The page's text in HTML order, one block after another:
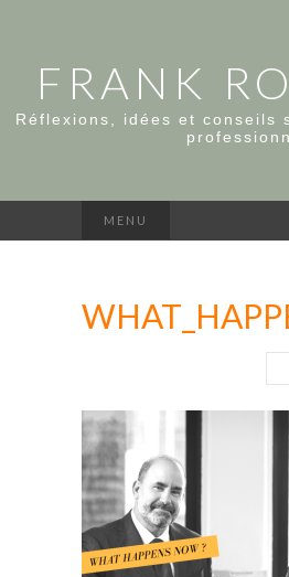
FRANK
Réflexions, idées et conseils
MENU